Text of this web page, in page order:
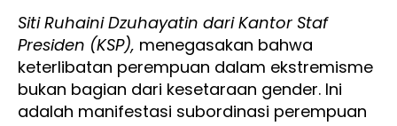
Siti Ruhaini Dzuhayatin dari Kantor Staf
Presiden (KSP), menegasakan bahwa
keterlibatan perempuan dalam ekstremisme
bukan bagian dari kesetaraan gender. Ini
adalah manifestasi subordinasi perempuan